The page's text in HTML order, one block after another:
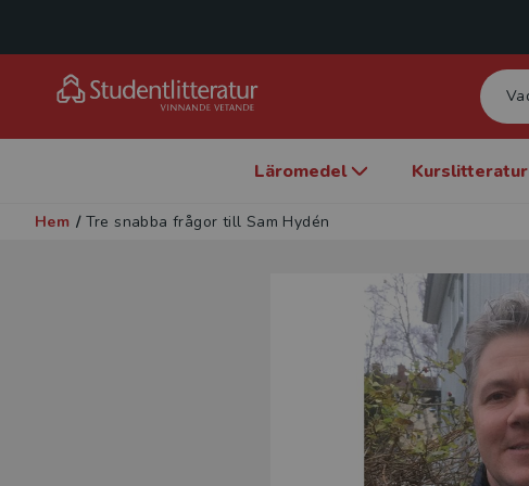
Läromedel Kurslitteratur
Hem / Tre snabba frågor till Sam Hydén